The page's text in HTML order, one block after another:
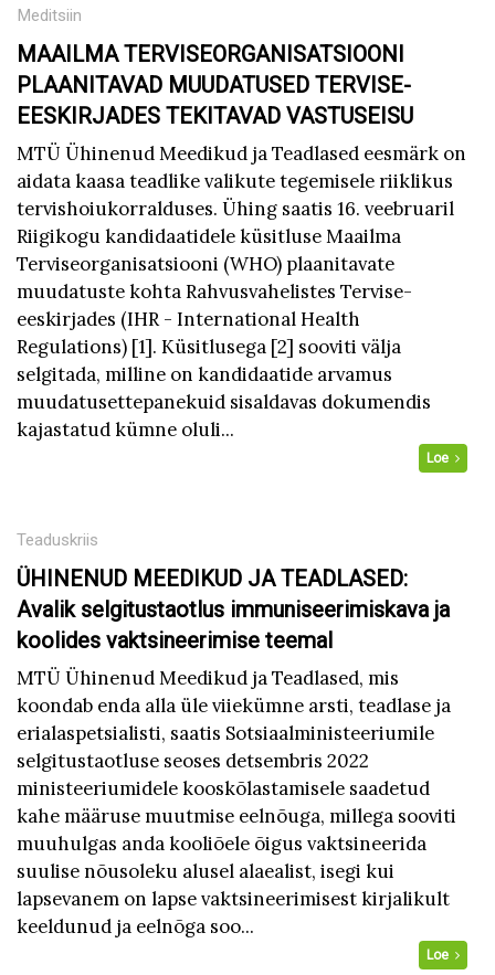
Meditsiin
MAAILMA TERVISEORGANISATSIOONI
PLAANITAVAD MUUDATUSED TERVISE-
EESKIRJADES TEKITAVAD VASTUSEISU
MTÜ Ühinenud Meedikud ja Teadlased eesmärk on
aidata kaasa teadlike valikute tegemisele riiklikus
tervishoiukorralduses. Ühing saatis 16. veebruaril
Riigikogu kandidaatidele küsitluse Maailma
Terviseorganisatsiooni (WHO) plaanitavate
muudatuste kohta Rahvusvahelistes Tervise-
eeskirjades (IHR - International Health
Regulations) [1]. Küsitlusega [2] sooviti välja
selgitada, milline on kandidaatide arvamus
muudatusettepanekuid sisaldavas dokumendis
kajastatud kümne oluli...
Loe
Teaduskriis
ÜHINENUD MEEDIKUD JA TEADLASED:
Avalik selgitustaotlus immuniseerimiskava ja
koolides vaktsineerimise teemal
MTÜ Ühinenud Meedikud ja Teadlased, mis
koondab enda alla üle viiekümne arsti, teadlase ja
erialaspetsialisti, saatis Sotsiaalministeeriumile
selgitustaotluse seoses detsembris 2022
ministeeriumidele kooskõlastamisele saadetud
kahe määruse muutmise eelnõuga, millega sooviti
muuhulgas anda kooliõele õigus vaktsineerida
suulise nõusoleku alusel alaealist, isegi kui
lapsevanem on lapse vaktsineerimisest kirjalikult
keeldunud ja eelnõga soo...
Loe